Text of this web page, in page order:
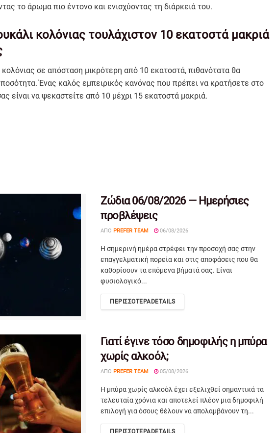
το άρωμα πιο έντονο και ενισχύοντας τη διάρκειά του.
κολόνιας τουλάχιστον 10 εκατοστά μακριά
σε απόσταση μικρότερη από 10 εκατοστά, πιθανότατα θα
Ένας καλός εμπειρικός κανόνας που πρέπει να κρατήσετε στο
είναι να ψεκαστείτε από 10 μέχρι 15 εκατοστά μακριά.
Ζώδια 06/08/2026 — Ημερήσιες
προβλέψεις
ΑΠΌ PREFER TEAM 06/08/2026
Η σημερινή ημέρα στρέφει την προσοχή σας στην
επαγγελματική πορεία και στις αποφάσεις που θα
καθορίσουν τα επόμενα βήματά σας. Είναι
φυσιολογικό...
ΠΕΡΙΣΣΟΤΕΡΑDETAILS
Γιατί έγινε τόσο δημοφιλής η μπύρα
χωρίς αλκοόλ;
ΑΠΌ PREFER TEAM 05/08/2026
Η μπύρα χωρίς αλκοόλ έχει εξελιχθεί σημαντικά τα
τελευταία χρόνια και αποτελεί πλέον μια δημοφιλή
επιλογή για όσους θέλουν να απολαμβάνουν τη...
ΠΕΡΙΣΣΟΤΕΡΑ DETAILS